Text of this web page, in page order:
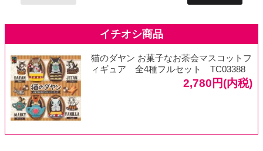
猫のダヤン お菓子なお茶会マスコットフ
ィギュア 全4種フルセット TC03388
2,780円(内税)